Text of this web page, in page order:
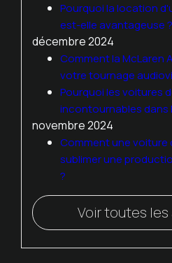
Pourquoi la location
est-elle avantageuse ?
décembre 2024
Comment la McLaren
votre tournage
Pourquoi les voitures
incontournables dans
novembre 2024
Comment une voiture
sublimer une
?
Voir toutes